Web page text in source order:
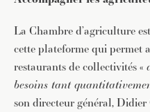
La Chambre d’agriculture
cette plateforme qui permet
restaurants de collectivités «
besoins tant
son directeur général, Didier